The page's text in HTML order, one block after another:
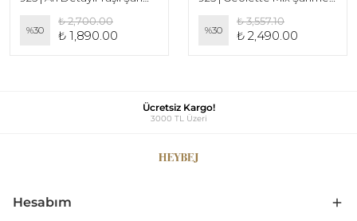
%30
₺ 2,700.00
₺ 1,890.00 %30
₺ 3,557.10
₺ 2,490.00
Ücretsiz Kargo!
3000 TL Üzeri
Hesabım